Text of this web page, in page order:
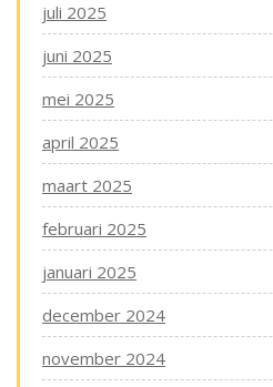
juli 2025
juni 2025
mei 2025
april 2025
maart 2025
februari 2025
januari 2025
december 2024
november 2024